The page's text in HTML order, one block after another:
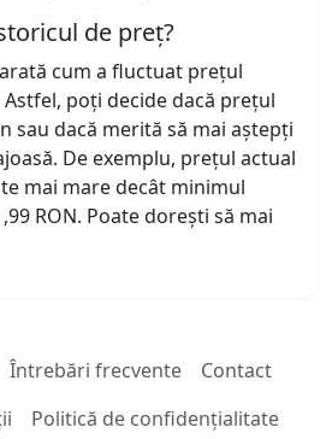
de preț?
cum a fluctuat prețul
poți decide dacă prețul
sau dacă merită să mai aștepți
De exemplu, prețul actual
mai mare decât minimul
RON. Poate dorești să mai
Întrebări frecvente
Contact
Politică de confidențialitate